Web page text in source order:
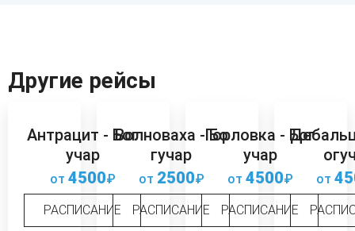
Другие рейсы
Антрацит - Бог
учар
от 4500₽
РАСПИСАНИЕ
Волноваха - Бо
гучар
от 2500₽
РАСПИСАНИЕ
Горловка - Бог
учар
от 4500₽
РАСПИСАНИЕ
от